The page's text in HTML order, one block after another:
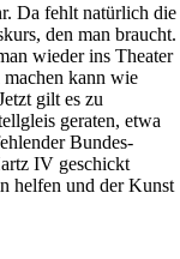
Da fehlt natürlich die
den man braucht.
wieder ins Theater
kann wie
gilt es zu
geraten, etwa
Bundes-
IV geschickt
helfen und der Kunst